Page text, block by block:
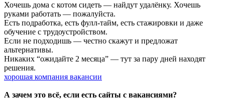
Хочешь дома с котом сидеть — найдут удалёнку. Хочешь
руками работать — пожалуйста.
Есть подработка, есть фулл-тайм, есть стажировки и даже
обучение с трудоустройством.
Если не подходишь — честно скажут и предложат
альтернативы.
Никаких “ожидайте 2 месяца” — тут за пару дней находят
решения.
хорошая компания вакансии
А зачем это всё, если есть сайты с вакансиями?